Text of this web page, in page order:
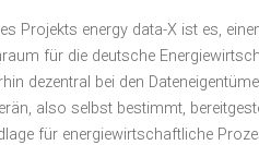
Projekts energy data-X ist es,
für die deutsche
dezentral bei den
also selbst bestimmt,
für energiewirtschaftliche